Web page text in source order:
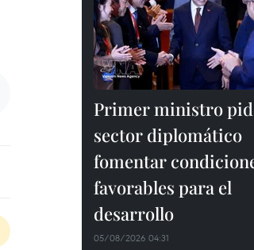
Primer ministro
sector diplomático
fomentar
favorables para el
desarrollo
05/08/2026 04:31